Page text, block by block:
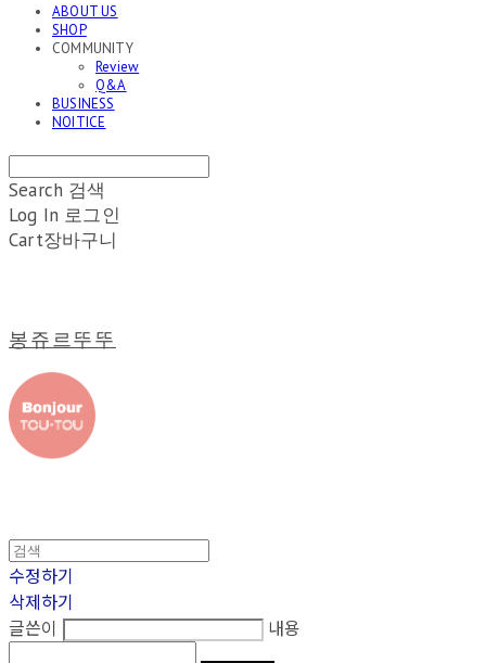
ABOUT US
SHOP
COMMUNITY
Review
Q&A
BUSINESS
NOITICE
Search 검색
Log In 로그인
Cart장바구니
봉쥬르뚜뚜
수정하기
삭제하기
글쓴이
내용